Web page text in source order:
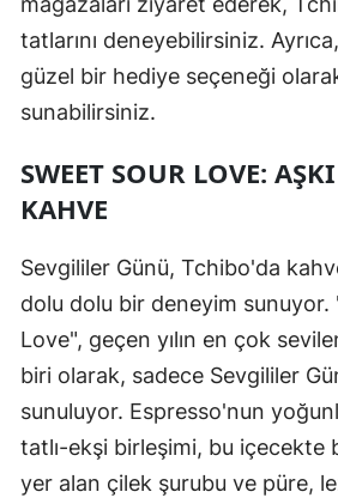
tatlarını deneyebilirsiniz.
güzel bir hediye seçeneği
sunabilirsiniz.
SWEET SOUR LOVE:
KAHVE
Sevgililer Günü, Tchibo'da
dolu dolu bir deneyim sunuyor.
Love", geçen yılın en çok
biri olarak, sadece Sevgililer
sunuluyor. Espresso'nun
tatlı-ekşi birleşimi, bu içecekte
yer alan çilek şurubu ve püre,